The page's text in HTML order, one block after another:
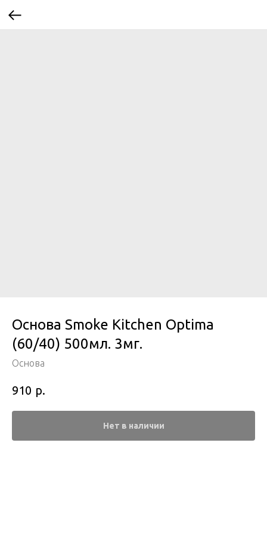
Основа Smoke Kitchen Optima
(60/40) 500мл. 3мг.
Основа
910 р.
Нет в наличии